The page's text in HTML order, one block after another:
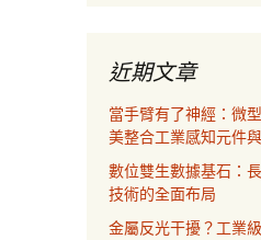
近期文章
當手臂有了神經：微
美整合工業感知元件
數位雙生數據基石：
技術的全面布局
金屬反光干擾？工業